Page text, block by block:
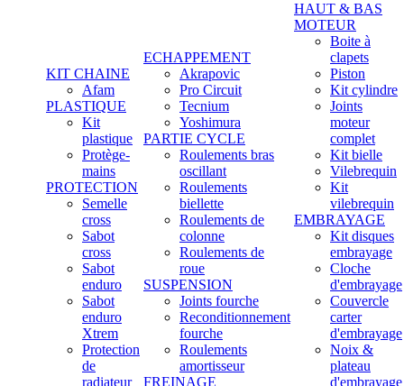
KIT CHAINE
Afam
PLASTIQUE
Kit
plastique
Protège-
mains
PROTECTION
Semelle
cross
Sabot
cross
Sabot
enduro
Sabot
enduro
Xtrem
Protection
de
radiateur
ECHAPPEMENT
Akrapovic
Pro Circuit
Tecnium
Yoshimura
PARTIE CYCLE
Roulements bras
oscillant
Roulements
biellette
Roulements de
colonne
Roulements de
roue
SUSPENSION
Joints fourche
Reconditionnement
fourche
Roulements
amortisseur
FREINAGE
HAUT & BAS
MOTEUR
Boite à
clapets
Piston
Kit cylindre
Joints
moteur
complet
Kit bielle
Vilebrequin
Kit
vilebrequin
EMBRAYAGE
Kit disques
embrayage
Cloche
d'embrayage
Couvercle
carter
d'embrayage
Noix &
plateau
d'embrayage